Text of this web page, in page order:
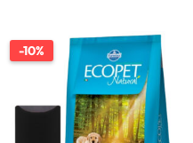
-10%